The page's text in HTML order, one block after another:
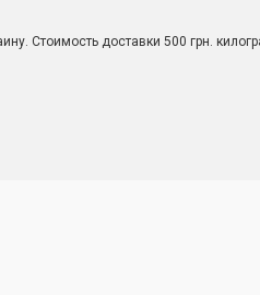
Стоимость доставки 500 грн.